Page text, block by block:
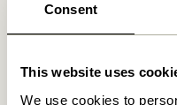
Consent
This website uses
We use cookies to
Fredag: 09:00 – 14:00